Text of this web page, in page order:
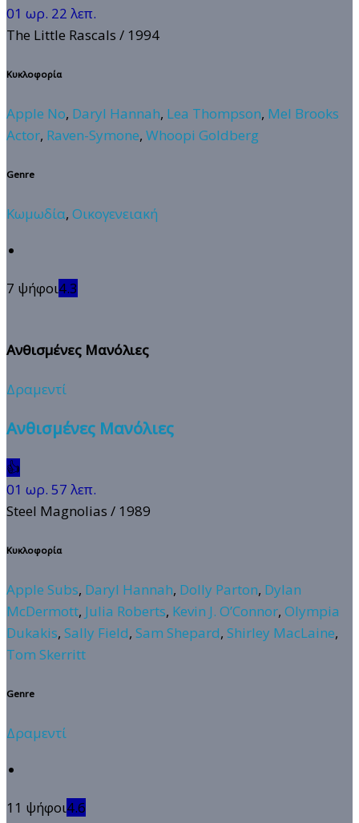
01 ωρ. 22 λεπ.
The Little Rascals / 1994
Κυκλοφορία
Apple No, Daryl Hannah, Lea Thompson, Mel Brooks
Actor, Raven-Symone, Whoopi Goldberg
Genre
Κωμωδία, Οικογενειακή
7 ψήφοι4.3
Ανθισμένες Μανόλιες
Δραμεντί
Ανθισμένες Μανόλιες
👍
01 ωρ. 57 λεπ.
Steel Magnolias / 1989
Κυκλοφορία
Apple Subs, Daryl Hannah, Dolly Parton, Dylan
McDermott, Julia Roberts, Kevin J. O’Connor, Olympia
Dukakis, Sally Field, Sam Shepard, Shirley MacLaine,
Tom Skerritt
Genre
Δραμεντί
11 ψήφοι4.6